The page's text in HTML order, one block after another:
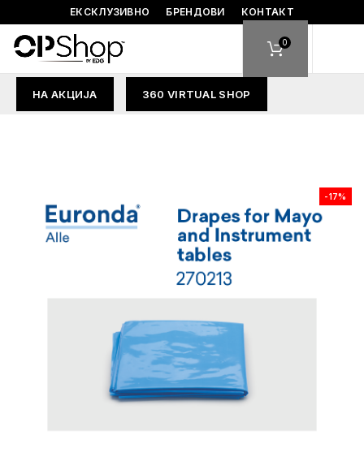
ЕКСКЛУЗИВНО БРЕНДОВИ КОНТАКТ
0
НА АКЦИЈА 360 VIRTUAL SHOP
-17%